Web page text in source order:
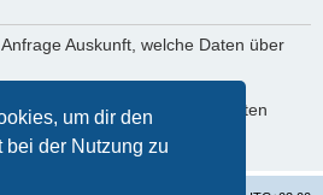
um dir den
bei der Nutzung zu
Auskunft, welche Daten über
bzw. Sperrung deiner Daten
bitte den Betreiber.